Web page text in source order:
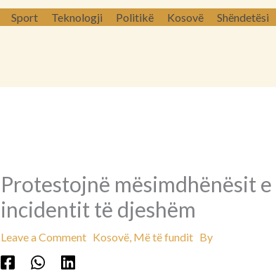
Sport Teknologji Politikë Kosovë Shëndetësi
Protestojnë mësimdhënësit e
incidentit të djeshëm
Leave a Comment Kosovë, Më të funditBy